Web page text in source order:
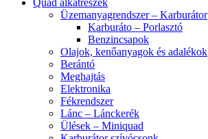
Quad alkatrészek
Üzemanyagrendszer – Karburátor
Karburáto – Porlasztó
Benzincsapok
Olajok, kenőanyagok és adalékok
Berántó
Meghajtás
Elektronika
Fékrendszer
Lánc – Lánckerék
Ülések – Miniquad